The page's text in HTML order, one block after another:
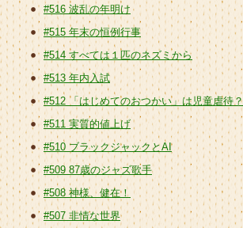
#516 波乱の年明け
#515 年末の恒例行事
#514 すべては１匹のネズミから
#513 年内入試
#512 「はじめてのおつかい」は児童虐待？
#511 実質的値上げ
#510 ブラックジャックとAI
#509 87歳のジャズ歌手
#508 神様、健在！
#507 非情な世界